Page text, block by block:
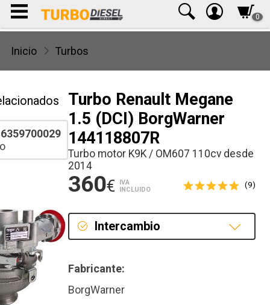
0
Inicio Turbos
Turbo Renault Megane
1.5 (DCI) BorgWarner
144118807R
Turbo motor K9K / OM607 110cv desde
2014
360€
IVA
INCLUIDO
(9)
Intercambio
Reconstrucción
Fabricante:
BorgWarner